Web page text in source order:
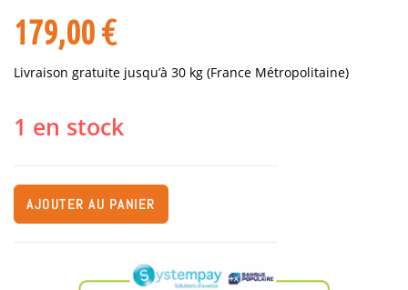
179,00€
Livraison gratuite jusqu’à 30 kg (France Métropolitaine)
1 en stock
AJOUTER AU PANIER